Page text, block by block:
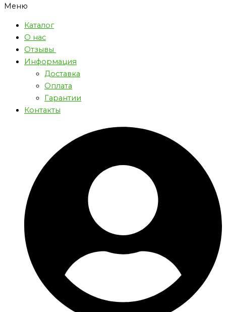
Меню
Каталог
О нас
Отзывы
Информация
Доставка
Оплата
Гарантии
Контакты